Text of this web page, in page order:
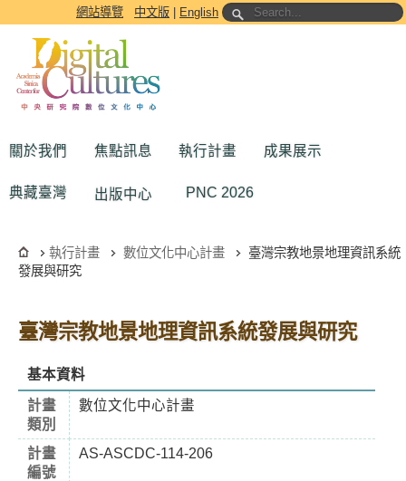
跳到主要內容區塊網站導覽 中文版 English
關於我們 焦點訊息 執行計畫 成果展示
典藏臺灣 出版中心 PNC 2026
執行計畫 數位文化中心計畫
臺灣宗教地景地理資訊系統
發展與研究
臺灣宗教地景地理資訊系統發展與研究
基本資料
計畫
類別
數位文化中心計畫
計畫
編號
AS-ASCDC-114-206